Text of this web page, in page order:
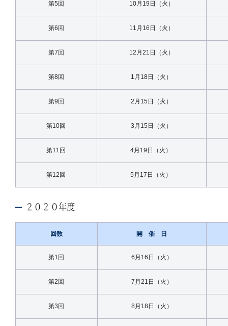
第5回 10月19日（火）
第6回 11月16日（火）
第7回 12月21日（火）
第8回 1月18日（火）
第9回 2月15日（火）
第10回 3月15日（火）
第11回 4月19日（火）
第12回 5月17日（火）
２０２０年度
回数 開 催 日
第1回 6月16日（火）
第2回 7月21日（火）
第3回 8月18日（火）